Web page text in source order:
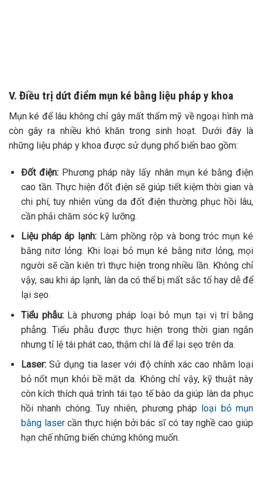
V. Điều trị dứt điểm mụn ké bằng liệu pháp y khoa
Mụn ké để lâu không chỉ gây mất thẩm mỹ về ngoại hình mà
còn gây ra nhiều khó khăn trong sinh hoạt. Dưới đây là
những liệu pháp y khoa được sử dụng phổ biến bao gồm:
Đốt điện:Phương pháp này lấy nhân mụn ké bằng điện
cao tần. Thực hiện đốt điện sẽ giúp tiết kiệm thời gian và
chi phí, tuy nhiên vùng da đốt điện thường phục hồi lâu,
cần phải chăm sóc kỹ lưỡng.
Liệu pháp áp lạnh: Làm phồng rộp và bong tróc mụn ké
bằng nitơ lỏng. Khi loại bỏ mụn ké bằng nitơ lỏng, mọi
người sẽ cần kiên trì thực hiện trong nhiều lần. Không chỉ
vậy, sau khi áp lạnh, làn da có thể bị mất sắc tố hay dễ để
lại sẹo.
Tiểu phẫu:Là phương pháp loại bỏ mụn tại vị trí bằng
phẳng. Tiểu phẫu được thực hiện trong thời gian ngắn
nhưng tỉ lệ tái phát cao, thậm chí là để lại sẹo trên da.
Laser:Sử dụng tia laser với độ chính xác cao nhằm loại
bỏ nốt mụn khỏi bề mặt da. Không chỉ vậy, kỹ thuật này
còn kích thích quá trình tái tạo tế bào da giúp làn da phục
hồi nhanh chóng. Tuy nhiên, phương pháp
loại bỏ mụn
bằng lasercần thực hiện bởi bác sĩ có tay nghề cao giúp
hạn chế những biến chứng không muốn.